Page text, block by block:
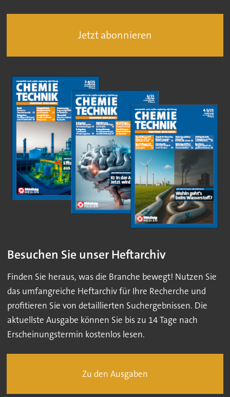
Jetzt abonnieren
Besuchen Sie unser Heftarchiv
Finden Sie heraus, was die Branche bewegt! Nutzen Sie
das umfangreiche Heftarchiv für Ihre Recherche und
profitieren Sie von detaillierten Suchergebnissen. Die
aktuellste Ausgabe können Sie bis zu 14 Tage nach
Erscheinungstermin kostenlos lesen.
Zu den Ausgaben